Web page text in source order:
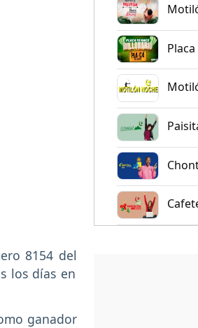
8154 del
los días en
ganador